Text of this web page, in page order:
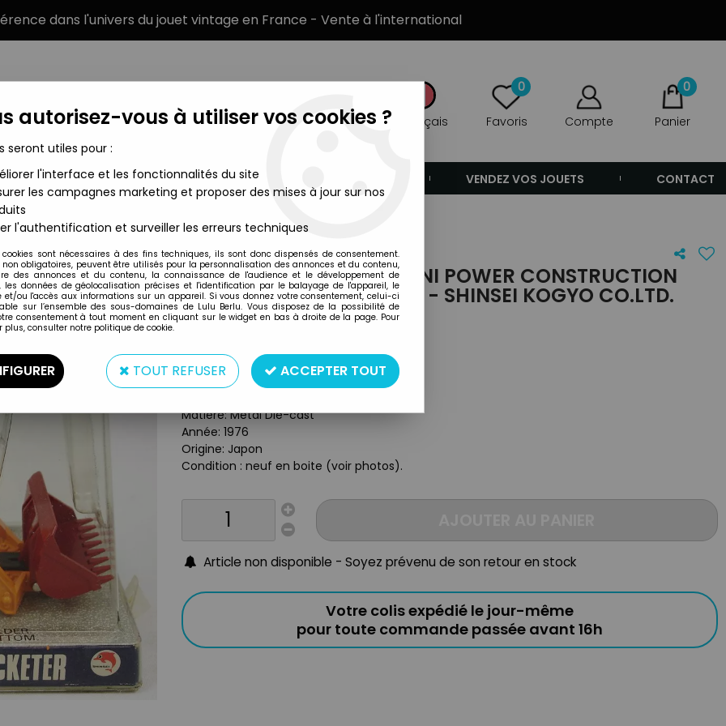
dans l'univers du jouet vintage en France - Vente à l'international
Français
0
Favoris Compte
0
Panier
MARQUES TYPE DE PRODUIT VENDEZ VOS JOUETS CONTACT
Construction Robot Dozer Bucketer - Shinsei Kogyo Co.Ltd.
Shinsei
UFO COMMANDER 7 - MINI POWER CONSTRUCTION
ROBOT DOZER BUCKETER - SHINSEI KOGYO CO.LTD.
Type: Figurine articulée
Matière: Métal Die-cast
Année: 1976
Origine: Japon
Condition : neuf en boite (voir photos).
Article non disponible - Soyez prévenu de son retour en stock
Votre colis expédié le jour-même
pour toute commande passée avant 16h
autorisez-vous à utiliser vos cookies ?
seront utiles pour :
l'interface et les fonctionnalités du site
les campagnes marketing et proposer des mises à jour sur nos
l'authentification et surveiller les erreurs techniques
cookies sont nécessaires à des fins techniques, ils sont donc dispensés de consentement.
non obligatoires, peuvent être utilisés pour la personnalisation des annonces et du contenu,
des annonces et du contenu, la connaissance de l'audience et le développement de
les données de géolocalisation précises et l'identification par le balayage de l'appareil, le
et/ou l'accès aux informations sur un appareil. Si vous donnez votre consentement, celui-ci
sur l’ensemble des sous-domaines de Lulu Berlu. Vous disposez de la possibilité de
consentement à tout moment en cliquant sur le widget en bas à droite de la page. Pour
plus, consulter notre politique de cookie.
TOUT REFUSER ACCEPTER TOUT